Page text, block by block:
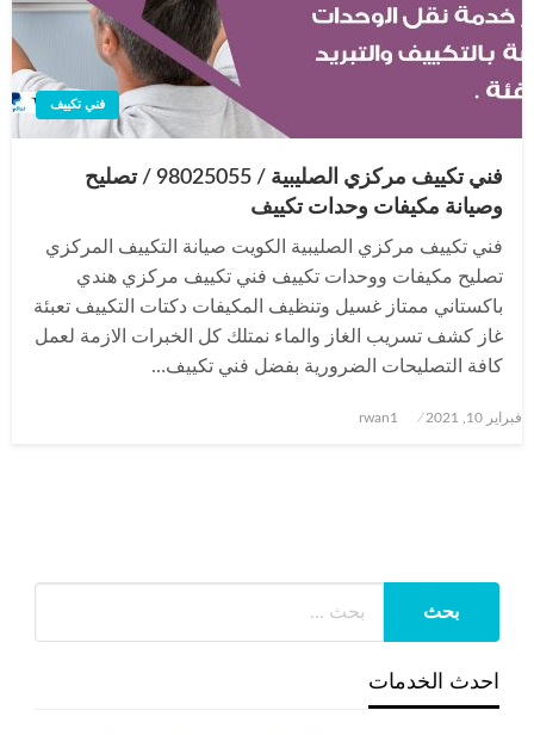
فني تكييف
فني تكييف مركزي الصليبية / 98025055 / تصليح
وصيانة مكيفات وحدات تكييف
فني تكييف مركزي الصليبية الكويت صيانة التكييف المركزي
تصليح مكيفات ووحدات تكييف فني تكييف مركزي هندي
باكستاني ممتاز غسيل وتنظيف المكيفات دكتات التكييف تعبئة
غاز كشف تسريب الغاز والماء نمتلك كل الخبرات الازمة لعمل
كافة التصليحات الضرورية بفضل فني تكييف…
نُشر
فبراير 10, 2021 rwan1
احدث الخدمات